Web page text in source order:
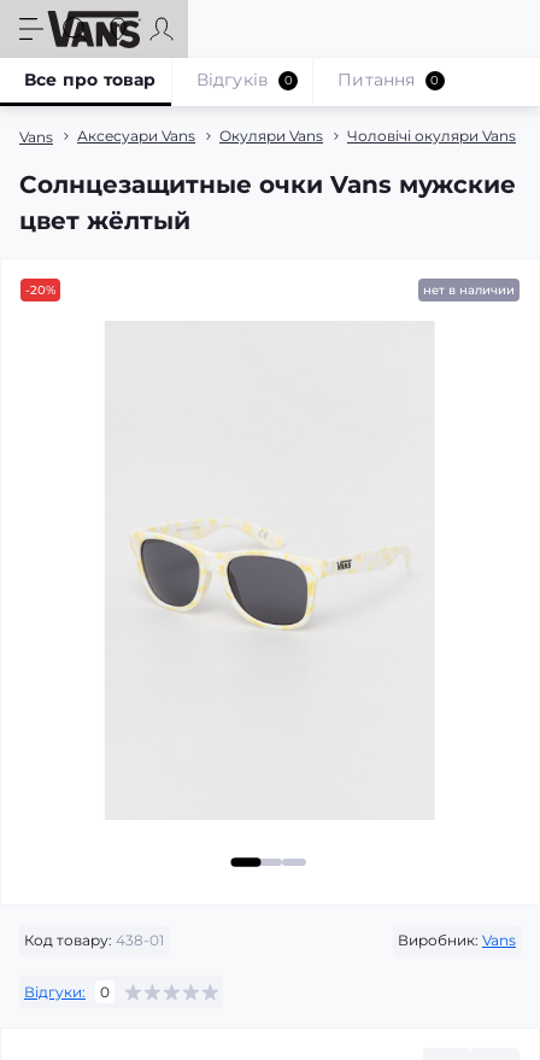
Vans Аксесуари Vans Окуляри Vans Чоловічі окуляри Vans
Солнцезащитные очки Vans мужские
цвет жёлтый
Все про товар Відгуків 0 Питання 0
-20% нет в наличии
Код товару: 438-01 Виробник: Vans
Відгуки: 0